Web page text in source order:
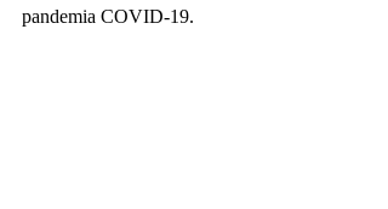
pandemia COVID-19.